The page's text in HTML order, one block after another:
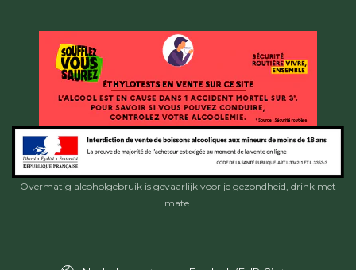
Overmatig alcoholgebruik is gevaarlijk voor je gezondheid, drink met
mate.